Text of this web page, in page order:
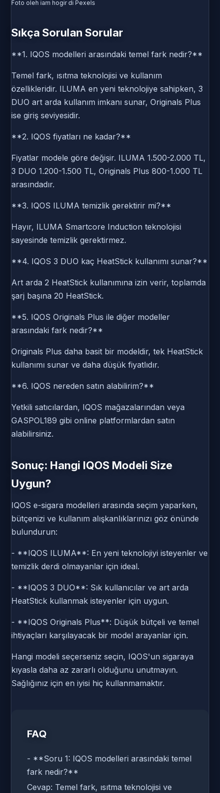
Foto oleh iam hogir di Pexels
Sıkça Sorulan Sorular
**1. IQOS modelleri arasındaki temel fark nedir?**
Temel fark, ısıtma teknolojisi ve kullanım
özellikleridir. ILUMA en yeni teknolojiye sahipken, 3
DUO art arda kullanım imkanı sunar, Originals Plus
ise giriş seviyesidir.
**2. IQOS fiyatları ne kadar?**
Fiyatlar modele göre değişir. ILUMA 1.500-2.000 TL,
3 DUO 1.200-1.500 TL, Originals Plus 800-1.000 TL
arasındadır.
**3. IQOS ILUMA temizlik gerektirir mi?**
Hayır, ILUMA Smartcore Induction teknolojisi
sayesinde temizlik gerektirmez.
**4. IQOS 3 DUO kaç HeatStick kullanımı sunar?**
Art arda 2 HeatStick kullanımına izin verir, toplamda
şarj başına 20 HeatStick.
**5. IQOS Originals Plus ile diğer modeller
arasındaki fark nedir?**
Originals Plus daha basit bir modeldir, tek HeatStick
kullanımı sunar ve daha düşük fiyatlıdır.
**6. IQOS nereden satın alabilirim?**
Yetkili satıcılardan, IQOS mağazalarından veya
GASPOL189 gibi online platformlardan satın
alabilirsiniz.
Sonuç: Hangi IQOS Modeli Size
Uygun?
IQOS e-sigara modelleri arasında seçim yaparken,
bütçenizi ve kullanım alışkanlıklarınızı göz önünde
bulundurun:
- **IQOS ILUMA**: En yeni teknolojiyi isteyenler ve
temizlik derdi olmayanlar için ideal.
- **IQOS 3 DUO**: Sık kullanıcılar ve art arda
HeatStick kullanmak isteyenler için uygun.
- **IQOS Originals Plus**: Düşük bütçeli ve temel
ihtiyaçları karşılayacak bir model arayanlar için.
Hangi modeli seçerseniz seçin, IQOS'un sigaraya
kıyasla daha az zararlı olduğunu unutmayın.
Sağlığınız için en iyisi hiç kullanmamaktır.
FAQ
- **Soru 1: IQOS modelleri arasındaki temel
fark nedir?**
Cevap: Temel fark, ısıtma teknolojisi ve